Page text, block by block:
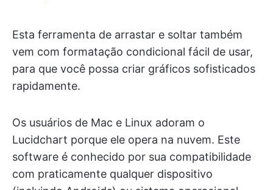
Esta ferramenta de arrastar e soltar também
vem com formatação condicional fácil de usar,
para que você possa criar gráficos sofisticados
rapidamente.
Os usuários de Mac e Linux adoram o
Lucidchart porque ele opera na nuvem. Este
software é conhecido por sua compatibilidade
com praticamente qualquer dispositivo